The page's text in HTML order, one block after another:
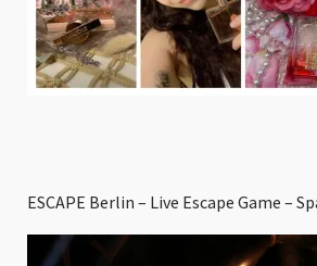
ESCAPE Berlin – Live Escape Game –